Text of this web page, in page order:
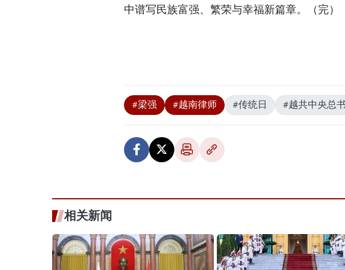
中谱写民族富强、繁荣与幸福新篇章。（完）
#梁强 #越南律师 #传统日 #越共中央总
相关新闻